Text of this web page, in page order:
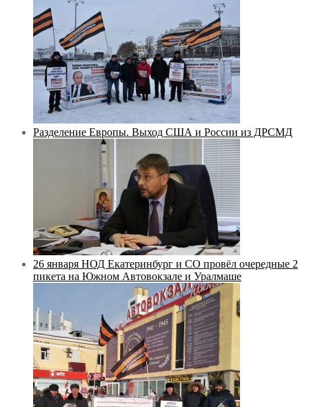
Разделение Европы. Выход США и России из ДРСМД
26 января НОД Екатеринбург и СО провёл очередные 2
пикета на Южном Автовокзале и Уралмаше